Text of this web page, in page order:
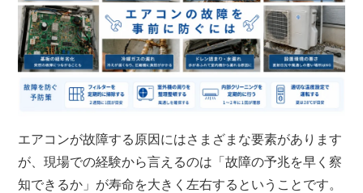
エアコンが故障する原因にはさまざまな要素があります
が、現場での経験から言えるのは「故障の予兆を早く察
知できるか」が寿命を大きく左右するということです。